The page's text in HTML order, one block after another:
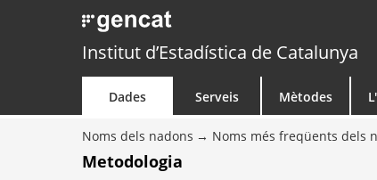
Institut d’Estadística de Catalunya
Dades Serveis Mètodes
Noms dels nadons Noms més freqüents dels
Metodologia